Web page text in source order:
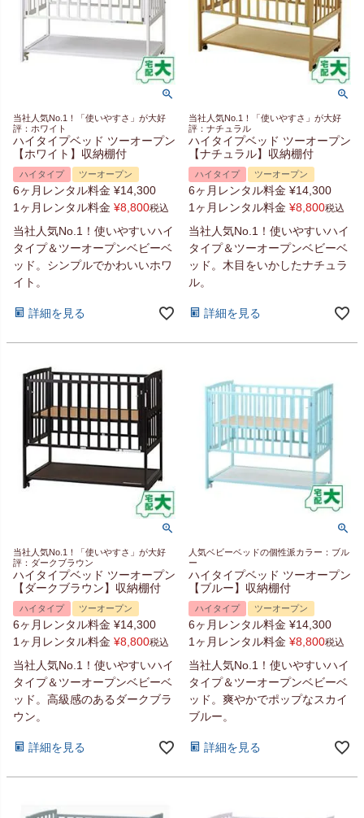
当社人気No.1！「使いやすさ」が大好
評：ホワイト
ハイタイプベッド ツーオープン
【ホワイト】収納棚付
ハイタイプ ツーオープン
6ヶ月レンタル料金 ¥14,300
1ヶ月レンタル料金 ¥8,800税込
当社人気No.1！使いやすいハイ
タイプ＆ツーオープンベビーベ
ッド。シンプルでかわいいホワ
イト。
詳細を見る
当社人気No.1！「使いやすさ」が大好
評：ナチュラル
ハイタイプベッド ツーオープン
【ナチュラル】収納棚付
ハイタイプ ツーオープン
6ヶ月レンタル料金 ¥14,300
1ヶ月レンタル料金 ¥8,800税込
当社人気No.1！使いやすいハイ
タイプ＆ツーオープンベビーベ
ッド。木目をいかしたナチュラ
ル。
詳細を見る
当社人気No.1！「使いやすさ」が大好
評：ダークブラウン
ハイタイプベッド ツーオープン
【ダークブラウン】収納棚付
ハイタイプ ツーオープン
6ヶ月レンタル料金 ¥14,300
1ヶ月レンタル料金 ¥8,800税込
当社人気No.1！使いやすいハイ
タイプ＆ツーオープンベビーベ
ッド。高級感のあるダークブラ
ウン。
詳細を見る
人気ベビーベッドの個性派カラー：ブル
ー
ハイタイプベッド ツーオープン
【ブルー】収納棚付
ハイタイプ ツーオープン
6ヶ月レンタル料金 ¥14,300
1ヶ月レンタル料金 ¥8,800税込
当社人気No.1！使いやすいハイ
タイプ＆ツーオープンベビーベ
ッド。爽やかでポップなスカイ
ブルー。
詳細を見る